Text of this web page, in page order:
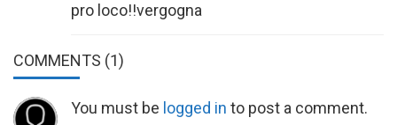
pro loco!!vergogna
COMMENTS (1)
You must be logged in to post a comment.